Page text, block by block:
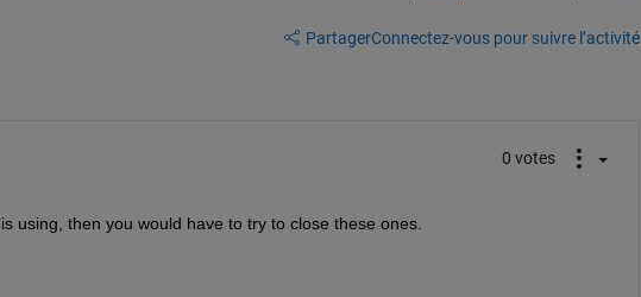
PartagerConnectez-vous pour suivre l’activité
0 votes
using, then you would have to try to close these ones.